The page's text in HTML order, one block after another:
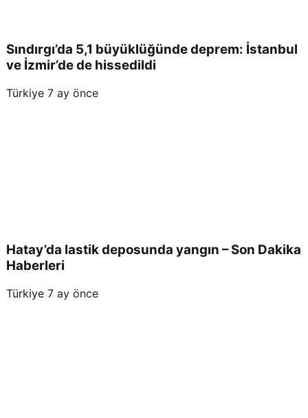
Sındırgı’da 5,1 büyüklüğünde deprem: İstanbul
ve İzmir’de de hissedildi
Türkiye 7 ay önce
Hatay’da lastik deposunda yangın – Son Dakika
Haberleri
Türkiye 7 ay önce